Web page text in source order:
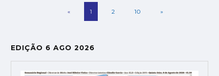
« 1 2 10 »
EDIÇÃO 6 AGO 2026